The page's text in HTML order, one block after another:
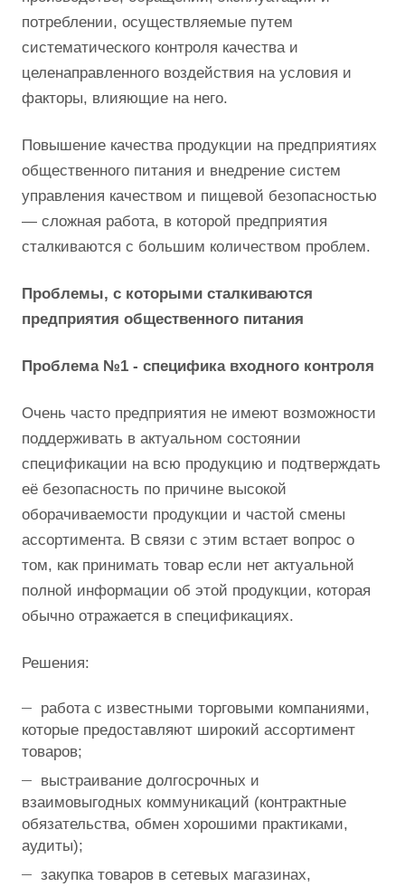
потреблении, осуществляемые путем
систематического контроля качества и
целенаправленного воздействия на условия и
факторы, влияющие на него.
Повышение качества продукции на предприятиях
общественного питания и внедрение систем
управления качеством и пищевой безопасностью
— сложная работа, в которой предприятия
сталкиваются с большим количеством проблем.
Проблемы, с которыми сталкиваются
предприятия общественного питания
Проблема №1 - специфика входного контроля
Очень часто предприятия не имеют возможности
поддерживать в актуальном состоянии
спецификации на всю продукцию и подтверждать
её безопасность по причине высокой
оборачиваемости продукции и частой смены
ассортимента. В связи с этим встает вопрос о
том, как принимать товар если нет актуальной
полной информации об этой продукции, которая
обычно отражается в спецификациях.
Решения:
работа с известными торговыми компаниями,
которые предоставляют широкий ассортимент
товаров;
выстраивание долгосрочных и
взаимовыгодных коммуникаций (контрактные
обязательства, обмен хорошими практиками,
аудиты);
закупка товаров в сетевых магазинах,